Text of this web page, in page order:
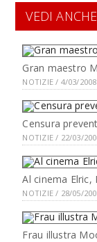
VEDI ANCHE
Gran maestro
NOTIZIE / 4/03/2008
Censura
NOTIZIE / 22/03/
Al cinema Elric,
NOTIZIE / 28/05/
Frau illustra